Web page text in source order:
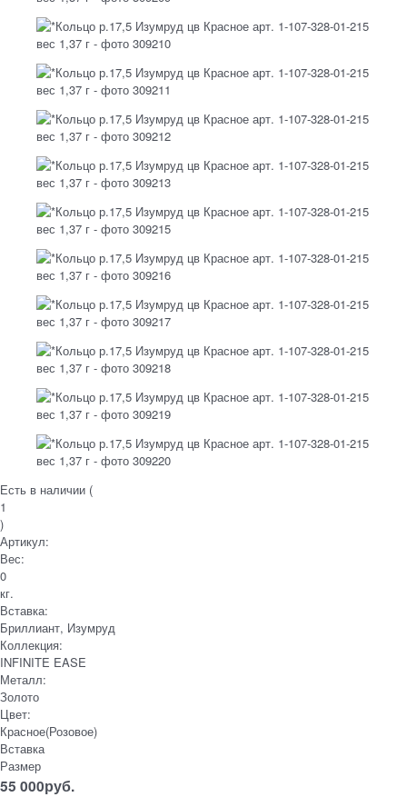
Есть в наличии (
1
)
Артикул:
Вес:
0
кг.
Вставка:
Бриллиант, Изумруд
Коллекция:
INFINITE EASE
Металл:
Золото
Цвет:
Красное(Розовое)
Вставка
Размер
55 000руб.